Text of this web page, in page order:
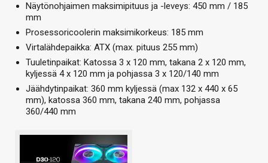
Näytönohjaimen maksimipituus ja -leveys: 450 mm / 185
mm
Prosessoricoolerin maksimikorkeus: 185 mm
Virtalähdepaikka: ATX (max. pituus 255 mm)
Tuuletinpaikat: Katossa 3 x 120 mm, takana 2 x 120 mm,
kyljessä 4 x 120 mm ja pohjassa 3 x 120/140 mm
Jäähdytinpaikat: 360 mm kyljessä (max 132 x 440 x 65
mm), katossa 360 mm, takana 240 mm, pohjassa
360/440 mm